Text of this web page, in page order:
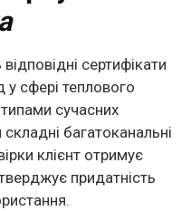
сертифікати
у сфері теплового
сучасних
багатоканальні
клієнт отримує
придатність